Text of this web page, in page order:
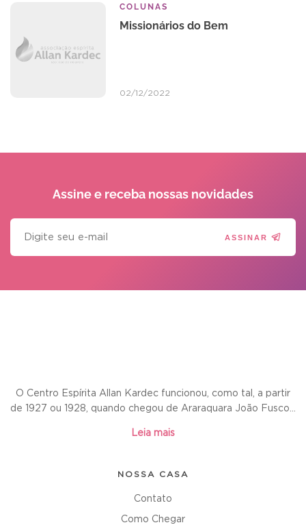
COLUNAS
Missionários do Bem
02/12/2022
Assine e receba nossas novidades
ASSINAR
O Centro Espírita Allan Kardec funcionou, como tal, a partir
de 1927 ou 1928, quando chegou de Araraquara João Fusco...
Leia mais
NOSSA CASA
Contato
Como Chegar